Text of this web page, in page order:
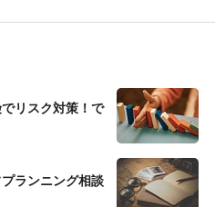
リスク対策！で
ランニング相談